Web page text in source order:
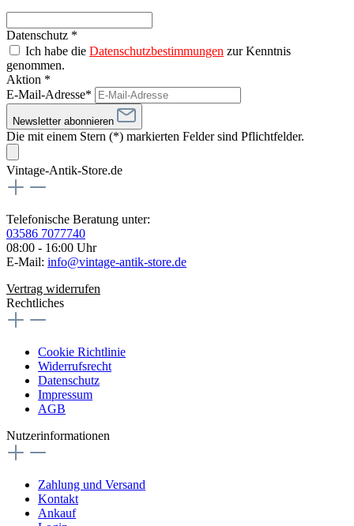
Datenschutz *
Ich habe die Datenschutzbestimmungen zur Kenntnis
genommen.
Aktion *
E-Mail-Adresse*
Newsletter abonnieren
Die mit einem Stern (*) markierten Felder sind Pflichtfelder.
Vintage-Antik-Store.de
Telefonische Beratung unter:
03586 7077740
08:00 - 16:00 Uhr
E-Mail: info@vintage-antik-store.de
Vertrag widerrufen
Rechtliches
Cookie Richtlinie
Widerrufsrecht
Datenschutz
Impressum
AGB
Nutzerinformationen
Zahlung und Versand
Kontakt
Ankauf